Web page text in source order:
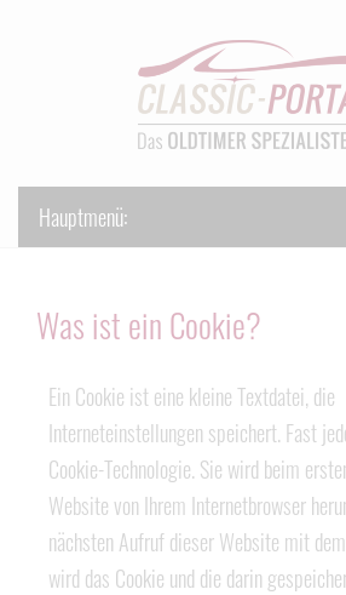
Was ist ein Cookie?
Ein Cookie ist eine kleine Textdatei, die
Interneteinstellungen speichert. Fast
Cookie-Technologie. Sie wird beim
Website von Ihrem Internetbrowser
nächsten Aufruf dieser Website mit
wird das Cookie und die darin